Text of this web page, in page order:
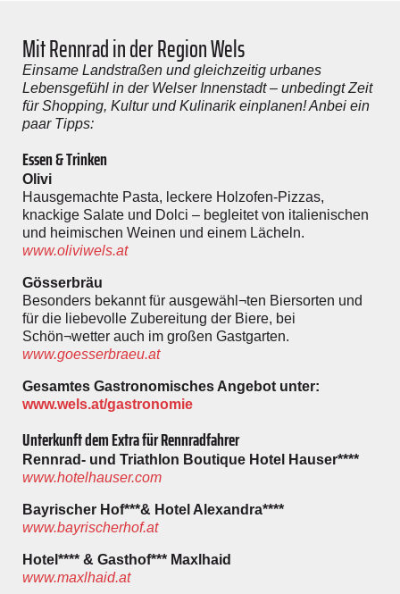
Mit Rennrad in der Region Wels
Einsame Landstraßen und gleichzeitig urbanes
Lebensgefühl in der Welser Innenstadt – unbedingt Zeit
für Shopping, Kultur und Kulinarik einplanen! Anbei ein
paar Tipps:
Essen & Trinken
Olivi
Hausgemachte Pasta, leckere Holzofen-Pizzas,
knackige Salate und Dolci – begleitet von italienischen
und heimischen Weinen und einem Lächeln.
www.oliviwels.at
Gösserbräu
Besonders bekannt für ausgewähl¬ten Biersorten und
für die liebevolle Zubereitung der Biere, bei
Schön¬wetter auch im großen Gastgarten.
www.goesserbraeu.at
Gesamtes Gastronomisches Angebot unter:
www.wels.at/gastronomie
Unterkunft dem Extra für Rennradfahrer
Rennrad- und Triathlon Boutique Hotel Hauser****
www.hotelhauser.com
Bayrischer Hof***& Hotel Alexandra****
www.bayrischerhof.at
Hotel**** & Gasthof*** Maxlhaid
www.maxlhaid.at